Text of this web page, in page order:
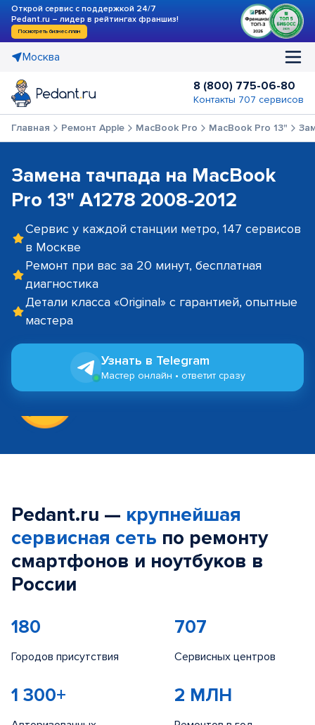
Открой сервис с поддержкой 24/7
Pedant.ru – лидер в рейтингах франшиз!
Посмотреть бизнес-план
Москва
8 (800) 775-06-80
Контакты 707 сервисов
Главная Ремонт Apple MacBook Pro MacBook Pro 13"
Замена тачпада на MacBook
Pro 13" A1278 2008-2012
Сервис у каждой станции метро, 147 сервисов
в Москве
Ремонт при вас за 20 минут, бесплатная
диагностика
Детали класса «Original» с гарантией, опытные
мастера
Узнать в Telegram
Мастер онлайн • ответит сразу
Pedant.ru — крупнейшая
сервисная сеть по ремонту
смартфонов и ноутбуков в
России
180
Городов присутствия
707
Сервисных центров
1 300+ 2 МЛН